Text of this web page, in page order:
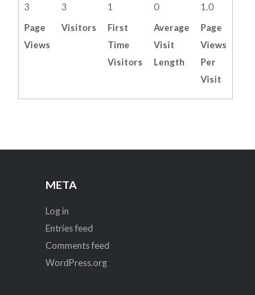
3
Page
Views
3
Visitors
1
First
Time
Visitors
0
Average
Visit
Length
1.0
Page
Views
Per
Visit
META
Log in
Entries feed
Comments feed
WordPress.org